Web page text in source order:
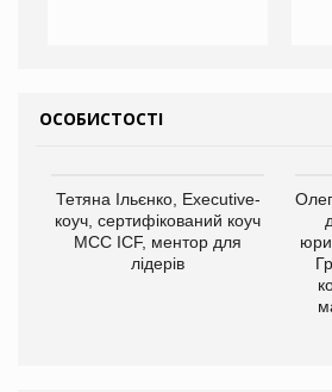
ОСОБИСТОСТІ
Тетяна Ільєнко, Executive-
коуч, сертифікований коуч
МСС ICF, ментор для
лідерів